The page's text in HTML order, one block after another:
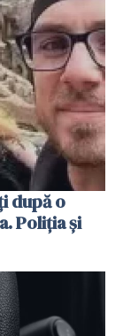
după o
Poliția și